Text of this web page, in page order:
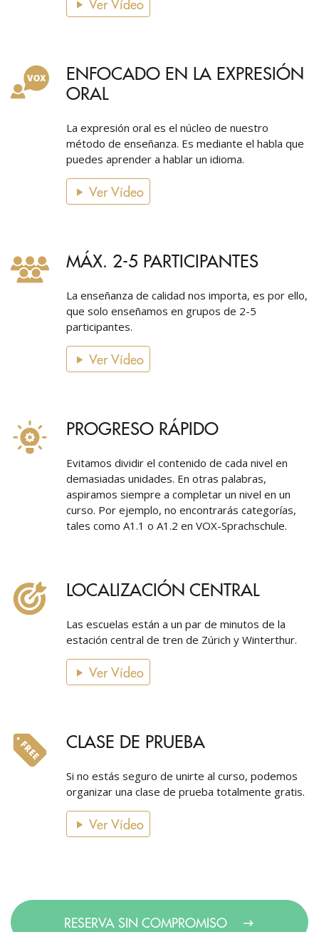
Ver Vídeo
ENFOCADO EN LA EXPRESIÓN
ORAL
La expresión oral es el núcleo de nuestro
método de enseñanza. Es mediante el habla que
puedes aprender a hablar un idioma.
Ver Vídeo
MÁX. 2-5 PARTICIPANTES
La enseñanza de calidad nos importa, es por ello,
que solo enseñamos en grupos de 2-5
participantes.
Ver Vídeo
PROGRESO RÁPIDO
Evitamos dividir el contenido de cada nivel en
demasiadas unidades. En otras palabras,
aspiramos siempre a completar un nivel en un
curso. Por ejemplo, no encontrarás categorías,
tales como A1.1 o A1.2 en VOX-Sprachschule.
LOCALIZACIÓN CENTRAL
Las escuelas están a un par de minutos de la
estación central de tren de Zúrich y Winterthur.
Ver Vídeo
CLASE DE PRUEBA
Si no estás seguro de unirte al curso, podemos
organizar una clase de prueba totalmente gratis.
Ver Vídeo
RESERVA SIN COMPROMISO